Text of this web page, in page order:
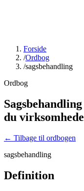
Forside
/Ordbog
/sagsbehandling
Ordbog
du
← Tilbage til ordbogen
sagsbehandling
Definition